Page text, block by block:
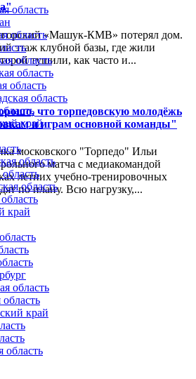
«Машук-КМВ» потерял дом.
этаж клубной базы, где жили
тушили, как часто и...
что торпедовскую молодёжь
и играм основной команды"
московского "Торпедо" Ильи
матча с медиакомандой
летних учебно-тренировочных
по плану. Всю нагрузку,...
область
область
область
область
область
область
край
область
область
край
область
край
область